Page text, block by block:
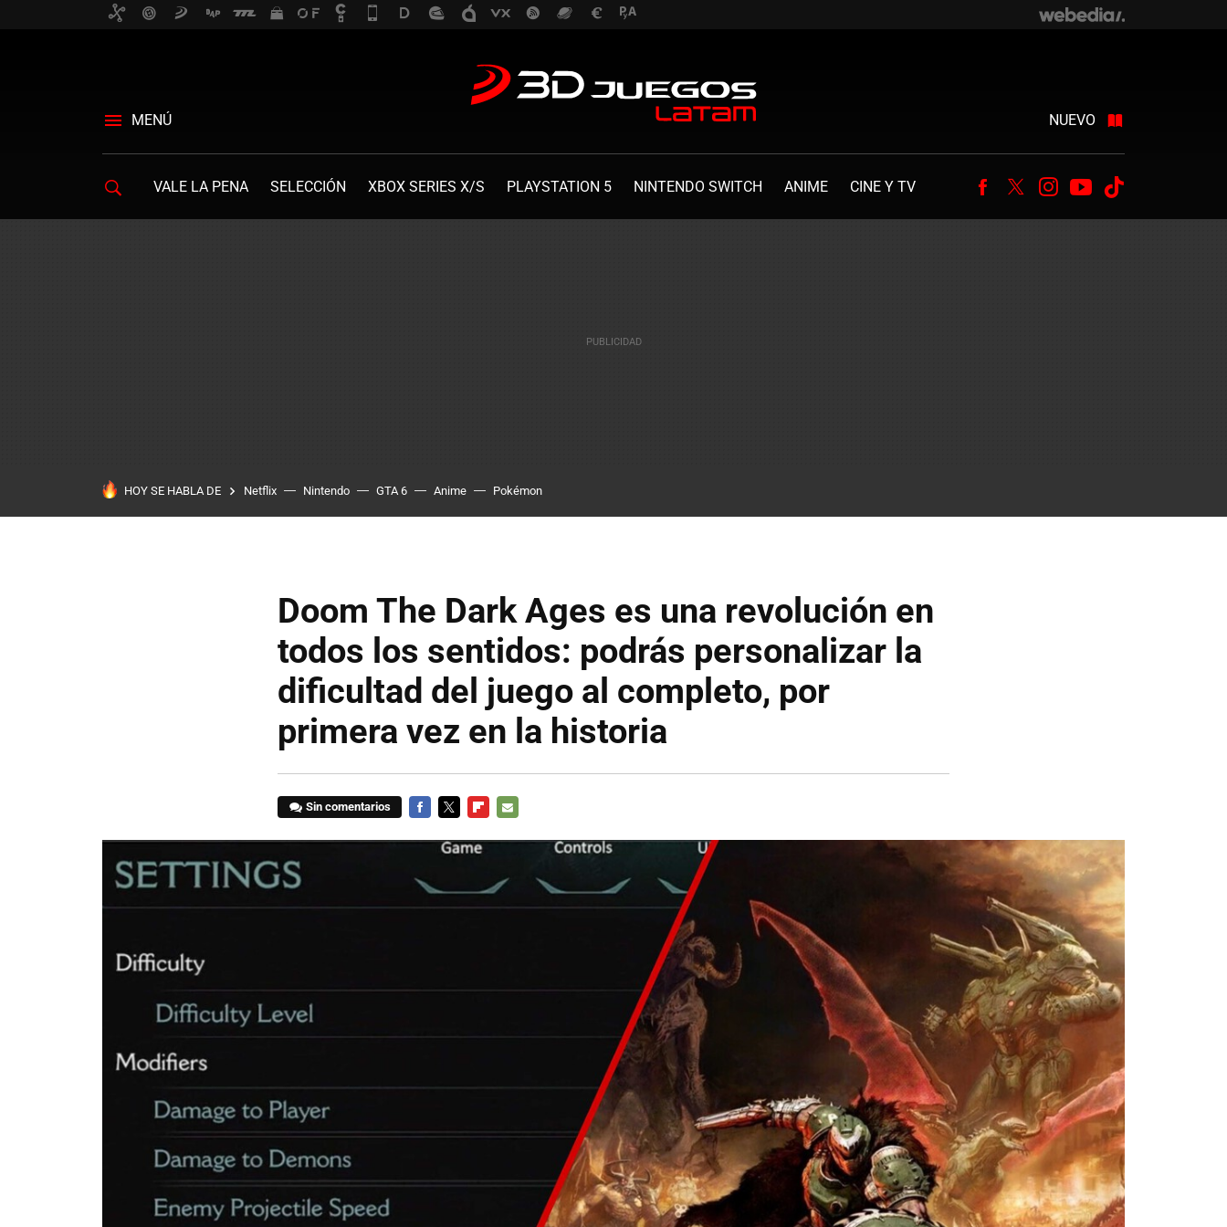
MENÚ NUEVO
VALE LA PENA SELECCIÓN XBOX SERIES X/S PLAYSTATION 5 NINTENDO SWITCH ANIME CINE Y TV Facebook
TwitterInstagram
Youtube
HOY SE HABLA DE Netflix Nintendo GTA 6 Anime Pokémon
Doom The Dark Ages es una revolución en
todos los sentidos: podrás personalizar la
dificultad del juego al completo, por
primera vez en la historia
Sin comentarios